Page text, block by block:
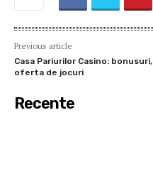
Previous article
Casa Pariurilor Casino: bonusuri,
oferta de jocuri
Recente